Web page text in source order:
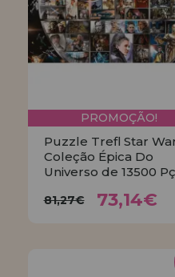
LIQUIDAÇÕES
PROMOÇÃO!
Puzzle Trefl Star
Coleção Épica Do
Universo de 13500
81,27€ 73,14€